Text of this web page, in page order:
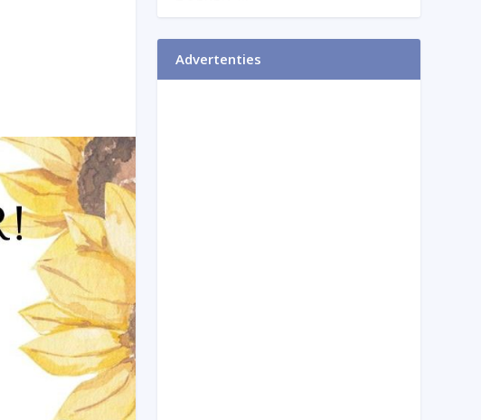
Advertenties